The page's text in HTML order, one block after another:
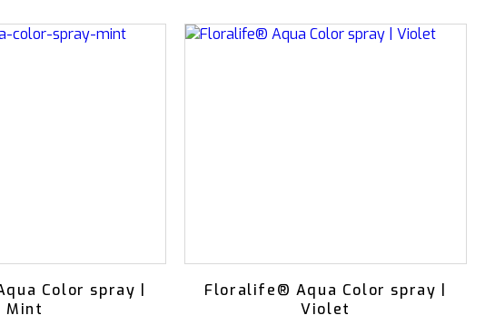
Color spray |
Mint
Floralife® Aqua Color spray |
Violet